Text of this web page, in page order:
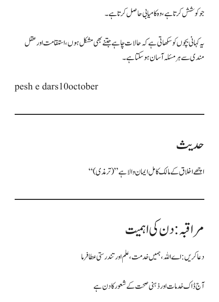
جو کوشش کرتا ہے، وہ کامیابی حاصل کرتا ہے۔
یہ کہانی بچوں کو سکھاتی ہے کہ حالات چاہے جتنے بھی مشکل ہوں، استقامت اور عقل
مندی سے ہر مسئلہ آسان ہو سکتا ہے۔
pesh e dars10october
حدیث
“اچھے اخلاق کے مالک کامل ایمان والا ہے” (ترمذی)
مراقبہ: دن کی اہمیت
دعا کریں: اے اللہ، ہمیں خدمت، علم اور تندرستی عطا فرما
آج ڈاک خدمات اور ذہنی صحت کے شعور کا دن ہے